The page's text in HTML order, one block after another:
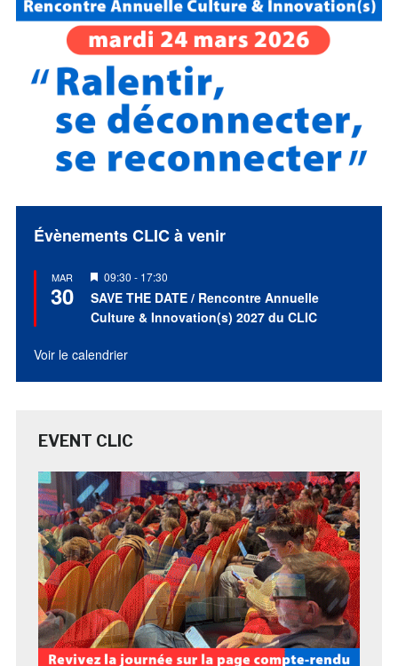
Évènements CLIC à venir
MAR
30
Mis
en
avant
09:30 - 17:30
SAVE THE DATE / Rencontre Annuelle
Culture & Innovation(s) 2027 du CLIC
Voir le calendrier
EVENT CLIC